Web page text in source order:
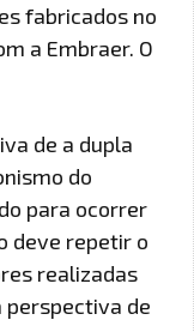
fabricados no
a Embraer. O
de a dupla
do
para ocorrer
deve repetir o
realizadas
perspectiva de